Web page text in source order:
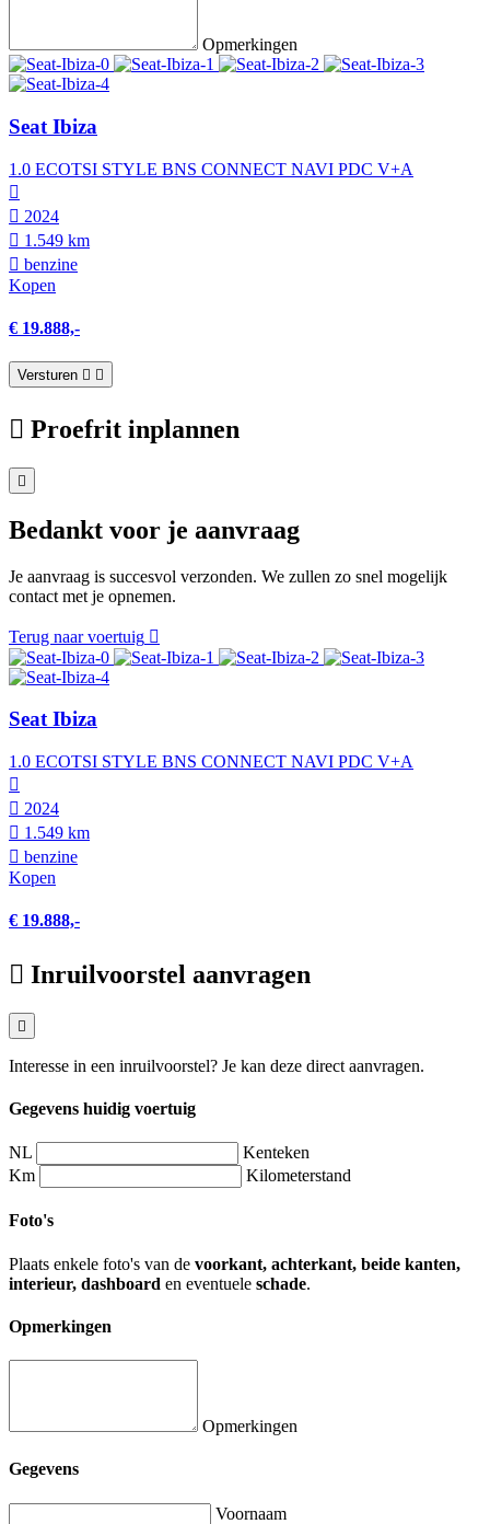
Opmerkingen
Seat Ibiza
1.0 ECOTSI STYLE BNS CONNECT NAVI PDC V+A
2024
1.549 km
benzine
Kopen
€ 19.888,-
Versturen
Proefrit inplannen
Bedankt voor je aanvraag
Je aanvraag is succesvol verzonden. We zullen zo snel mogelijk
contact met je opnemen.
Terug naar voertuig
Seat Ibiza
1.0 ECOTSI STYLE BNS CONNECT NAVI PDC V+A
2024
1.549 km
benzine
Kopen
€ 19.888,-
Inruilvoorstel aanvragen
Interesse in een inruilvoorstel? Je kan deze direct aanvragen.
Gegevens huidig voertuig
NL
Kenteken
Km
Kilometerstand
Foto's
Plaats enkele foto's van de voorkant, achterkant, beide kanten,
interieur, dashboard en eventuele schade.
Opmerkingen
Opmerkingen
Gegevens
Voornaam